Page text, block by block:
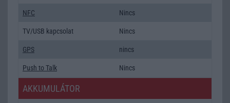
NFC Nincs
TV/USB kapcsolat Nincs
GPS nincs
Push to Talk Nincs
AKKUMULÁTOR